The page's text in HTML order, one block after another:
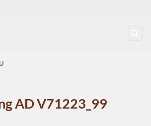
AD V71223_99